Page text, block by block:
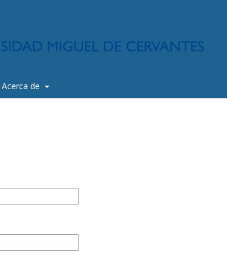
Acerca de